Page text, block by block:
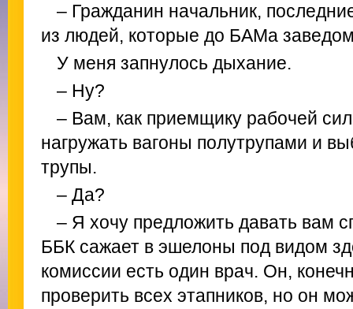
– Гражданин начальник,
из людей, которые до БАМа
У меня запнулось дыхание.
– Ну?
– Вам, как приемщику рабочей
нагружать вагоны полутрупами и
трупы.
– Да?
– Я хочу предложить давать вам
ББК сажает в эшелоны под видом
комиссии есть один врач. Он,
проверить всех этапников, но он